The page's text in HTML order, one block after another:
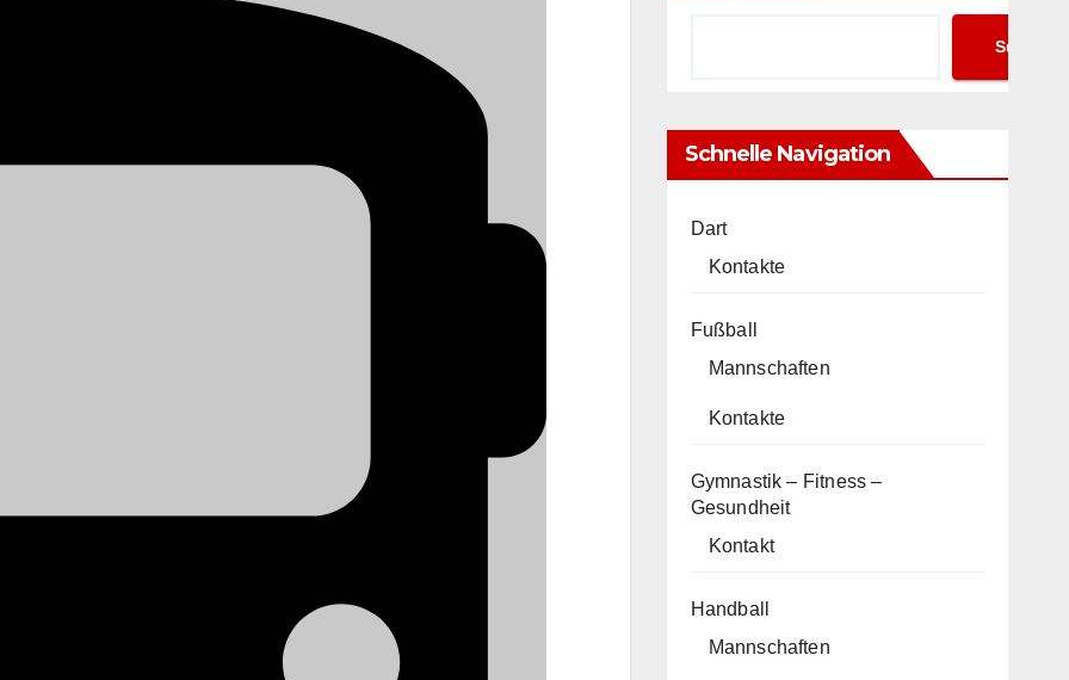
Suchen
Schnelle Navigation
Dart
Kontakte
Fußball
Mannschaften
Kontakte
Gymnastik – Fitness –
Gesundheit
Kontakt
Handball
Mannschaften